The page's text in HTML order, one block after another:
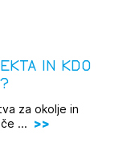
IN KDO
za okolje in
...